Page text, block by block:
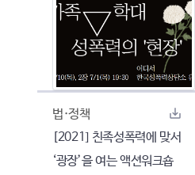
법·정책
[2021] 친족성폭력에 맞서
‘광장’을 여는 액션워크숍